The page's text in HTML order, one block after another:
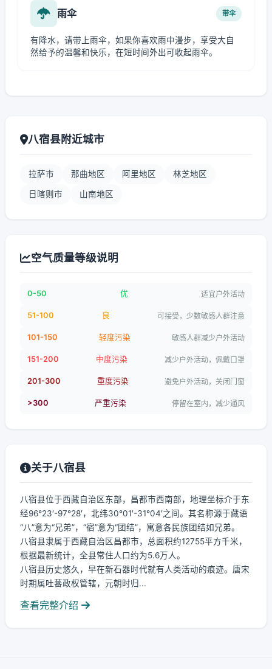
雨伞 带伞
有降水，请带上雨伞，如果你喜欢雨中漫步，享受大自
然给予的温馨和快乐，在短时间外出可收起雨伞。
八宿县附近城市
拉萨市 那曲地区 阿里地区 林芝地区
日喀则市 山南地区
空气质量等级说明
0-50 优 适宜户外活动
51-100 良 可接受，少数敏感人群注意
101-150 轻度污染 敏感人群减少户外活动
151-200 中度污染 减少户外活动，佩戴口罩
201-300 重度污染 避免户外活动，关闭门窗
>300 严重污染 停留在室内，减少通风
关于八宿县
八宿县位于西藏自治区东部，昌都市西南部，地理坐标介于东
经96°23′-97°28′，北纬30°01′-31°04′之间。其名称源于藏语
“八”意为“兄弟”，“宿”意为“团结”，寓意各民族团结如兄弟。
八宿县隶属于西藏自治区昌都市，总面积约12755平方千米，
根据最新统计，全县常住人口约为5.6万人。
八宿县历史悠久，早在新石器时代就有人类活动的痕迹。唐宋
时期属吐蕃政权管辖，元朝时归...
查看完整介绍